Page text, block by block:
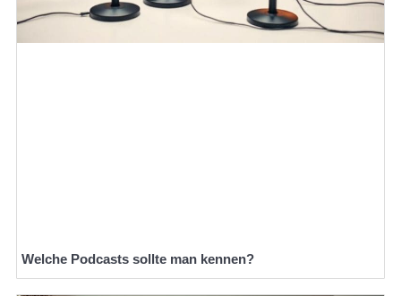
Welche Podcasts sollte man kennen?